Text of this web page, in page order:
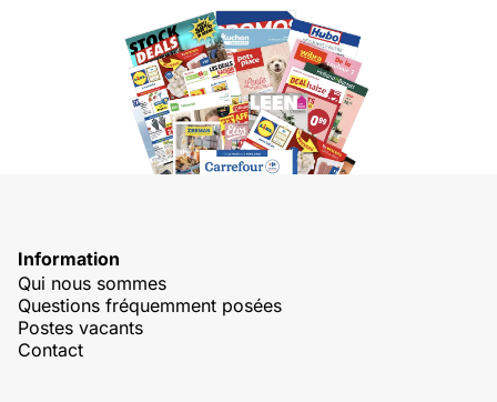
Information
Qui nous sommes
Questions fréquemment posées
Postes vacants
Contact